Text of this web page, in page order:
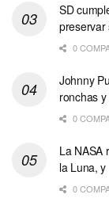
SD
preservar
0
Johnny
ronchas
0
La NASA
la Luna,
0